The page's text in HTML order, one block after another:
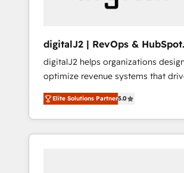
digitalJ2 | RevOps & HubSpot
Implementations
digitalJ2 helps organizations
optimize revenue systems that
scalable, predictable growth. As a triple-
accredited HubSpot Solutions
specialize in both strategic
and hands-on technical execution
Elite Solutions Partner5.0